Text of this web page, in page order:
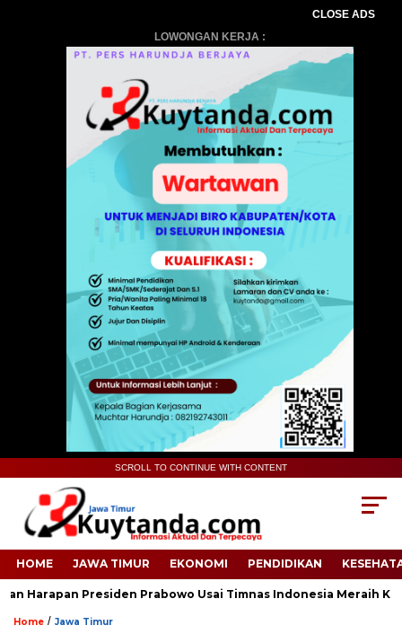
CLOSE ADS
LOWONGAN KERJA :
SCROLL TO CONTINUE WITH CONTENT
HOME JAWA TIMUR EKONOMI PENDIDIKAN
Harapan Presiden Prabowo Usai Timnas Indonesia Meraih
Home / Jawa Timur